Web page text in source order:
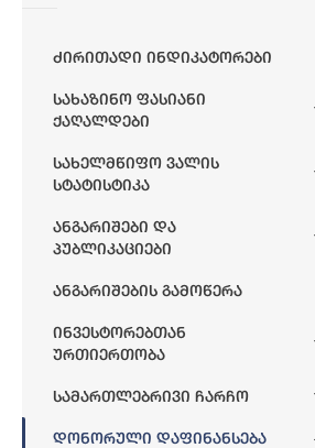
Ძირითადი Ინდიკატორები
Სახაზინო Ფასიანი
Ქაღალდები
Სახელმწიფო Ვალის
Სტატისტიკა
Ანგარიშები Და
Პუბლიკაციები
Ანგარიშების Გამოწერა
Ინვესტორებთან
Ურთიერთობა
Სამართლებრივი Ჩარჩო
Დონორული Დაფინანსება